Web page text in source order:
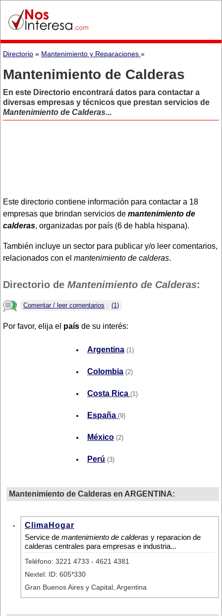
Directorio » Mantenimiento y Reparaciones »
Mantenimiento de Calderas
En este Directorio encontrará datos para contactar a
diversas empresas y técnicos que prestan servicios de
Mantenimiento de Calderas...
Este directorio contiene información para contactar a 18
empresas que brindan servicios de mantenimiento de
calderas, organizadas por país (6 de habla hispana).
También incluye un sector para publicar y/o leer comentarios,
relacionados con el mantenimiento de calderas.
Directorio de Mantenimiento de Calderas:
Comentar / leer comentarios : (1)
Por favor, elija el país de su interés:
Argentina (1)
Colombia (2)
Costa Rica (1)
España (9)
México (2)
Perú (3)
Mantenimiento de Calderas en ARGENTINA:
ClimaHogar
Service de mantenimiento de calderas y reparacion de
calderas centrales para empresas e industria...
Teléfono: 3221 4733 - 4621 4381
Nextel: ID: 605*330
Gran Buenos Aires y Capital, Argentina